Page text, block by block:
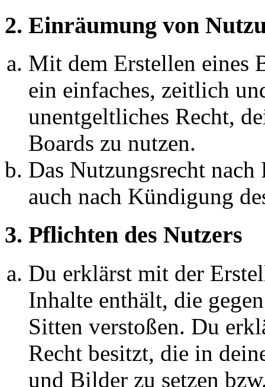
2. Einräumung von
Mit dem Erstellen eines
ein einfaches, zeitlich
unentgeltliches Recht,
Boards zu nutzen.
Das Nutzungsrecht
auch nach Kündigung
3. Pflichten des Nutzers
Du erklärst mit der
Inhalte enthält, die
Sitten verstoßen. Du
Recht besitzt, die in
und Bilder zu setzen